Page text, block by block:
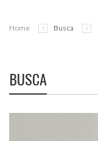
Home Busca
BUSCA